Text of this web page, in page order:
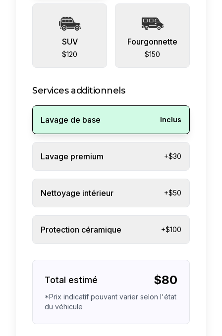
SUV
$120
Fourgonnette
$150
Services additionnels
Lavage de base Inclus
Lavage premium +$30
Nettoyage intérieur +$50
Protection céramique +$100
Total estimé $80
*Prix indicatif pouvant varier selon l'état
du véhicule